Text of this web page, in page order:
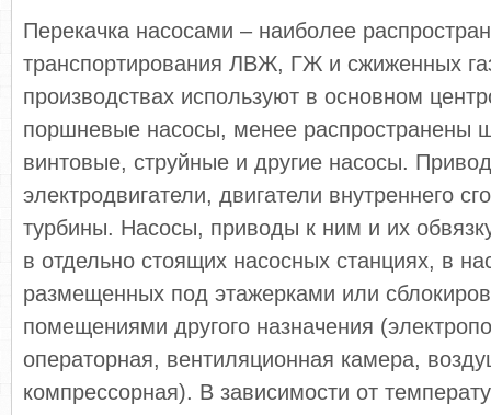
Перекачка насосами – наиболее
транспортирования ЛВЖ, ГЖ и сжиженных
производствах используют в основном
поршневые насосы, менее распространены
винтовые, струйные и другие насосы.
электродвигатели, двигатели внутреннего
турбины. Насосы, приводы к ним и их
в отдельно стоящих насосных станциях, в
размещенных под этажерками или
помещениями другого назначения
операторная, вентиляционная камера,
компрессорная). В зависимости от